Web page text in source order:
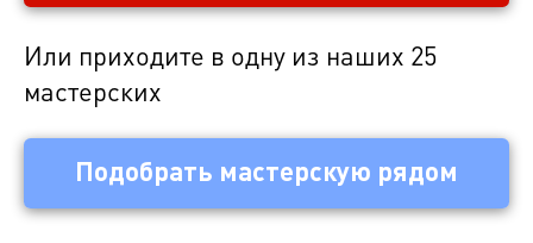
Или приходите в одну из наших 25
мастерских
Подобрать мастерскую рядом